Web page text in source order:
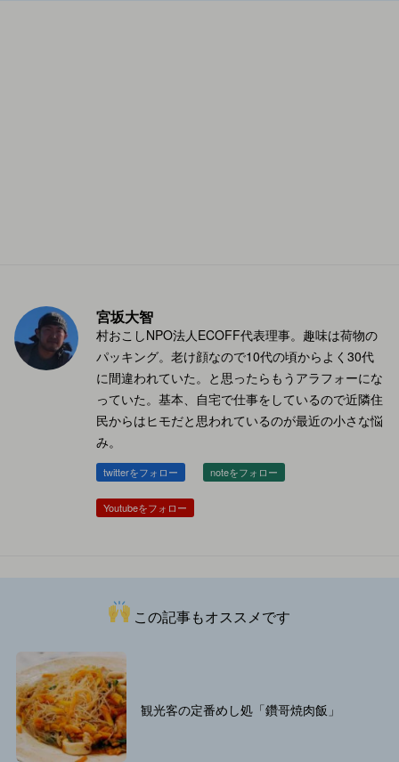
宮坂大智
村おこしNPO法人ECOFF代表理事。趣味は荷物の
パッキング。老け顔なので10代の頃からよく30代
に間違われていた。と思ったらもうアラフォーにな
っていた。基本、自宅で仕事をしているので近隣住
民からはヒモだと思われているのが最近の小さな悩
み。
twitterをフォロー noteをフォロー
Youtubeをフォロー
この記事もオススメです
観光客の定番めし処「鑽哥焼肉飯」